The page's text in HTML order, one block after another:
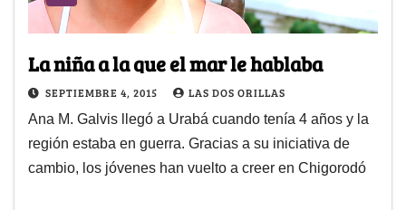
La niña a la que el mar le hablaba
SEPTIEMBRE 4, 2015 LAS DOS ORILLAS
Ana M. Galvis llegó a Urabá cuando tenía 4 años y la
región estaba en guerra. Gracias a su iniciativa de
cambio, los jóvenes han vuelto a creer en Chigorodó